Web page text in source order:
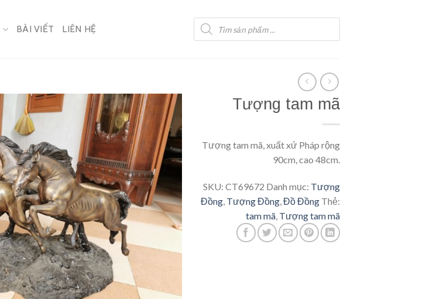
BÀI VIẾT LIÊN HỆ
Tìm
kiếm
sản
phẩm
Tượng tam mã
Tượng tam mã, xuất xứ Pháp rộng
90cm, cao 48cm.
SKU: CT69672 Danh mục: Tượng
Đồng Tượng Đồng Đồ Đồng Thẻ:
tam mã Tượng tam mã